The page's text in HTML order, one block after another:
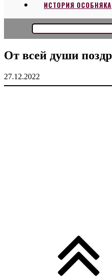
ИСТОРИЯ ОСОБНЯКА
Найти:
От всей души
27.12.2022